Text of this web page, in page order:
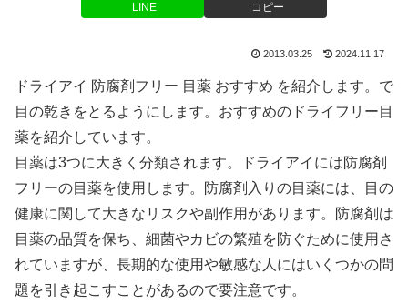
LINE コピー
2013.03.25 2024.11.17
ドライアイ 防腐剤フリー 目薬 おすすめ を紹介します。で
目の乾きをとるようにします。おすすめのドライフリー目
薬を紹介しています。
目薬は3つに大きく分類されます。ドライアイには防腐剤
フリーの目薬を使用します。防腐剤入りの目薬には、目の
健康に関して大きなリスクや副作用があります。防腐剤は
目薬の品質を保ち、細菌やカビの繁殖を防ぐために使用さ
れていますが、長期的な使用や敏感な人にはいくつかの問
題を引き起こすことがあるので要注意です。